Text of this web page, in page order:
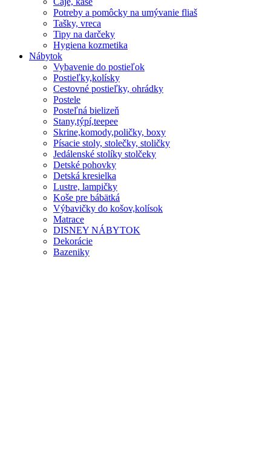
Potreby a pomôcky na umývanie fliaš
Tašky, vreca
Tipy na darčeky
Hygiena kozmetika
Nábytok
Vybavenie do postieľok
Postieľky,kolísky
Cestovné postieľky, ohrádky
Postele
Posteľná bielizeň
Stany,týpí,teepee
Skrine,komody,poličky, boxy
Písacie stoly, stolečky, stoličky
Jedálenské stolíky stolčeky
Detské pohovky
Detská kresielka
Lustre, lampičky
Koše pre bábätká
Výbavičky do košov,kolísok
Matrace
DISNEY NÁBYTOK
Dekorácie
Bazeniky